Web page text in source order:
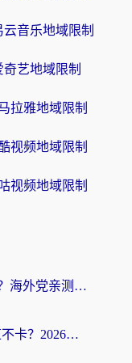
音乐地域限制
艺地域限制
拉雅地域限制
视频地域限制
视频地域限制
玩奇迹MU什么加速器好用？海外党亲测：这款加速器让你告别延迟卡顿！
欧洲怎么玩崩坏：星穹铁道不卡？2026海外玩家国服游戏加速器终极攻略